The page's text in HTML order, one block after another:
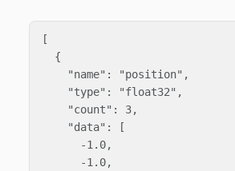
[
  {
    "name": "position",
    "type": "float32",
    "count": 3,
    "data": [
      -1.0,
      -1.0,